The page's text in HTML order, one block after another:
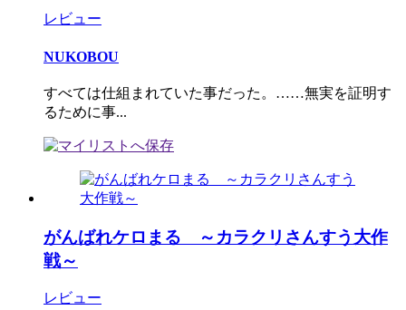
レビュー
NUKOBOU
すべては仕組まれていた事だった。……無実を証明す
るために事...
がんばれケロまる ～カラクリさんすう大作
戦～
レビュー